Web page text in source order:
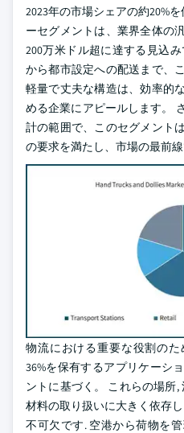
2023年の市場シェアの約20%
ーセグメントは、業界全体の
200万米ドル超に達する見込
から都市設定への配送まで、
軽量で丈夫な構造は、効率的
める企業にアピールします。
計の範囲で、このセグメント
の要求を満たし、市場の最前
物流における重要な役割の
36%を保有するアプリケーシ
ントに基づく。 これらの場所
材料の取り扱いに大きく依存
不可欠です. 空港から荷物を